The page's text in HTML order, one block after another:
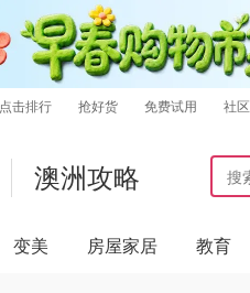
点击排行 抢好货 免费试用 社区
澳洲攻略
变美 房屋家居 教育